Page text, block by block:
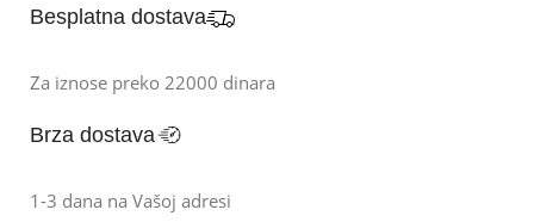
Besplatna dostava
Za iznose preko 22000 dinara
Brza dostava
1-3 dana na Vašoj adresi